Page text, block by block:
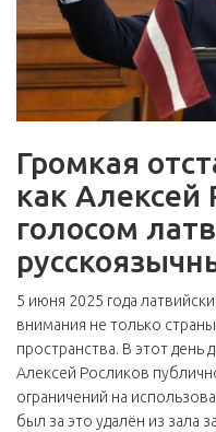
Громкая
как Алексей
голосом
5 июня 2025 года
внимания не только
пространства. В этот день
Алексей Росликов
ограничений на
был за это удалён из зала